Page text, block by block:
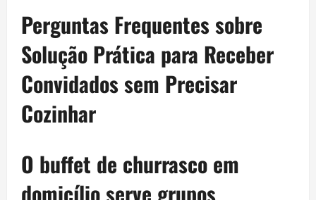
Perguntas Frequentes sobre
Solução Prática para Receber
Convidados sem Precisar
Cozinhar
O buffet de churrasco em
domicílio serve grupos